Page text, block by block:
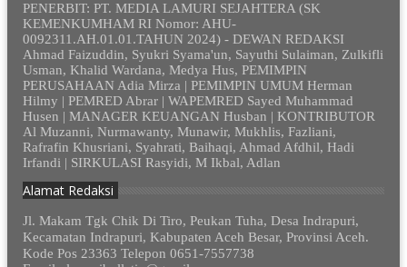
PENERBIT: PT. MEDIA LAMURI SEJAHTERA (SK
KEMENKUMHAM RI Nomor: AHU-
0092311.AH.01.01.TAHUN 2024) - DEWAN REDAKSI
Ahmad Faizuddin, Syukri Syama'un, Sayuthi Sulaiman, Zulkifli
Usman, Khalid Wardana, Medya Hus, PEMIMPIN
PERUSAHAAN Adia Mirza | PEMIMPIN UMUM Herman
Hilmy | PEMRED Abrar | WAPEMRED Sayed Muhammad
Husen | MANAGER KEUANGAN Husban | KONTRIBUTOR
Al Muzanni, Nurmawanty, Munawir, Mukhlis, Fazliani,
Rafrafin Khusriani, Syahrati, Baihaqi, Ahmad Afdhil, Hadi
Irfandi | SIRKULASI Rasyidi, M Ikbal, Adlan
Alamat Redaksi
Jl. Makam Tgk Chik Di Tiro, Peukan Tuha, Desa Indrapuri,
Kecamatan Indrapuri, Kabupaten Aceh Besar, Provinsi Aceh.
Kode Pos 23363 Telepon 0651-7557738